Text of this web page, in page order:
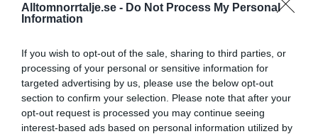
Alltomnorrtalje.se - Do Not Process My Personal
Information
If you wish to opt-out of the sale, sharing to third parties, or
processing of your personal or sensitive information for
targeted advertising by us, please use the below opt-out
section to confirm your selection. Please note that after your
opt-out request is processed you may continue seeing
interest-based ads based on personal information utilized by
27/4 NYA BOLAG
fastighetsbolag i Rimbo
16/4 NYA BOLAG
Panthalassa Åre AB registrerat –
fastighetsförvaltning i Yxlan